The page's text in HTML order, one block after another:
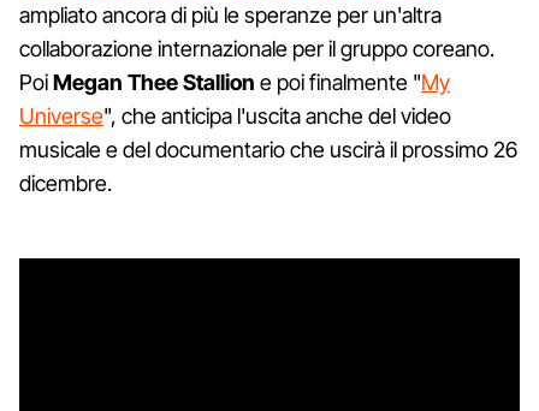
ampliato ancora di più le speranze per un'altra
collaborazione internazionale per il gruppo coreano.
PoiMegan Thee Stallion e poi finalmente "My
Universe", che anticipa l'uscita anche del video
musicale e del documentario che uscirà il prossimo 26
dicembre.